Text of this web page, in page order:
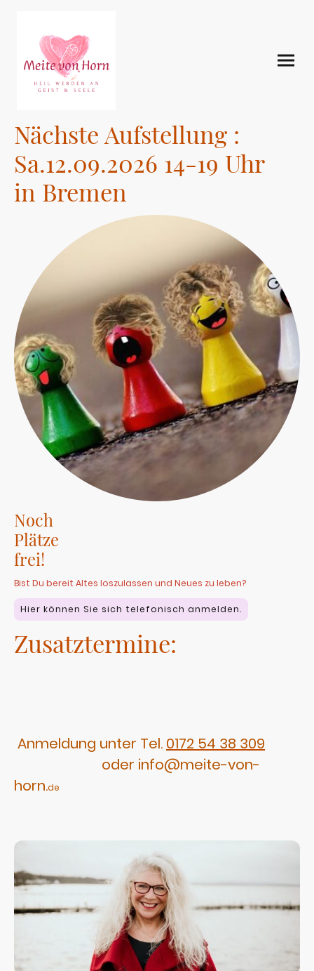
Nächste Aufstellung :
Sa.12.09.2026 14-19 Uhr
in Bremen
Noch
Plätze
frei!
Bist Du bereit Altes loszulassen und Neues zu leben?
Hier können Sie sich telefonisch anmelden.
Zusatztermine:
Anmeldung unter Tel. 0172 54 38 309
oder info@meite-von-
horn.de